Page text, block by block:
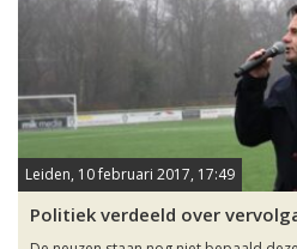
Leiden, 10 februari 2017, 17:49
Politiek verdeeld over